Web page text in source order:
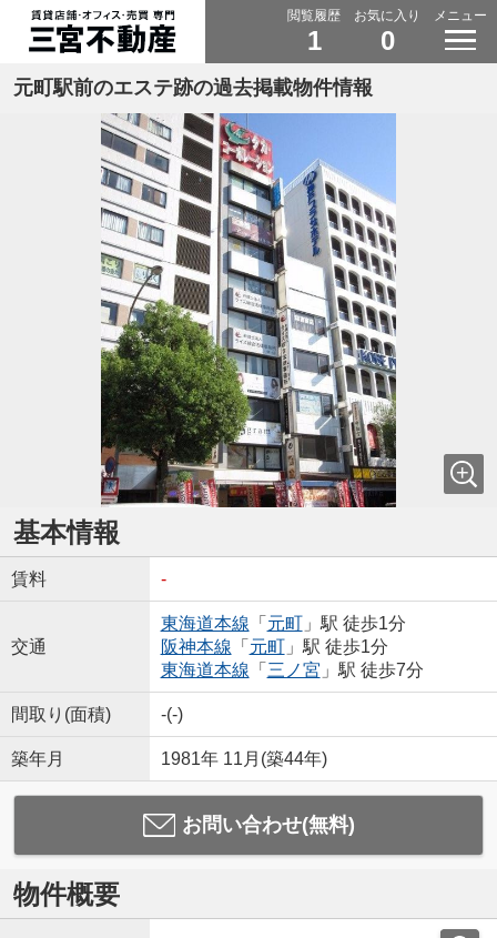
閲覧履歴
1
お気に入り
0
メニュー
元町駅前のエステ跡の過去掲載物件情報
基本情報
賃料 -
交通
東海道本線 「 元町」駅 徒歩1分
阪神本線 「 元町」駅 徒歩1分
東海道本線 「 三ノ宮 」駅 徒歩7分
間取り(面積) -(-)
築年月 1981年 11月(築44年)
お問い合わせ(無料)
物件概要